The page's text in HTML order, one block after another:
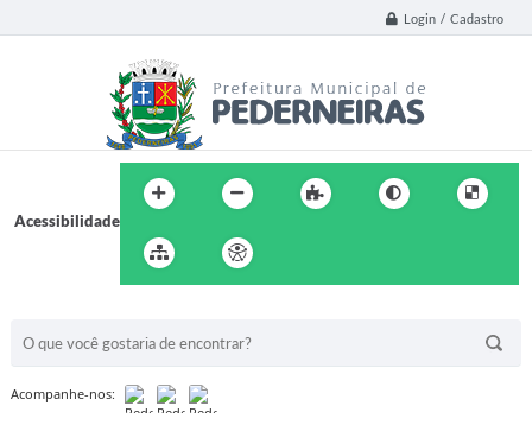
Login / Cadastro
Acessibilidade
Acompanhe-nos: